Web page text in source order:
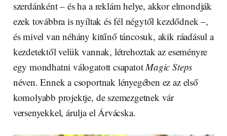
szerdánként – és ha a reklám helye, akkor elmondják
ezek továbbra is nyíltak és fél négytől kezdődnek –,
és mivel van néhány kitűnő táncosuk, akik ráadásul a
kezdetektől velük vannak, létrehoztak az eseményre
egy mondhatni válogatott csapatotMagic Steps
néven. Ennek a csoportnak lényegében ez az első
komolyabb projektje, de szemezgetnek vár
versenyekkel, árulja el Árvácska.